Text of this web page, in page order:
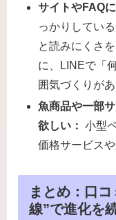
サイトやFAQ
っかりしてい
と読みにくさ
に、LINEで「
囲気づくりがあ
魚商品や一部
欲しい： 小型
価格サービス
まとめ：口
線”で進化を